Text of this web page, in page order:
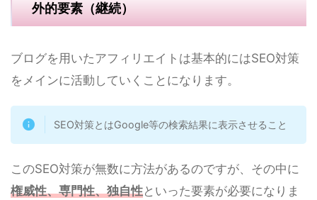
外的要素（継続）
ブログを用いたアフィリエイトは基本的にはSEO対策
をメインに活動していくことになります。
SEO対策とはGoogle等の検索結果に表示させること
このSEO対策が無数に方法があるのですが、その中に
権威性、専門性、独自性といった要素が必要になりま